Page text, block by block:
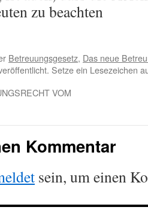
zu beachten
Betreuungsgesetz, Das neue
Setze ein Lesezeichen
VOM
Kommentar
sein, um einen